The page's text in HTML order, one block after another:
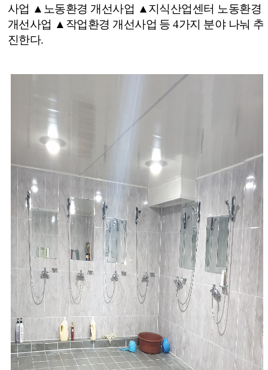
사업 ▲ 노동환경 개선사업 ▲지식산업센터 노동환경
개선사업 ▲ 작업환경 개선사업 등4가지 분야 나눠 추
진한다.